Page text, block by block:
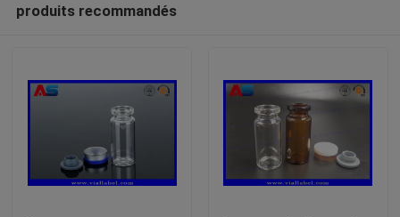
produits recommandés